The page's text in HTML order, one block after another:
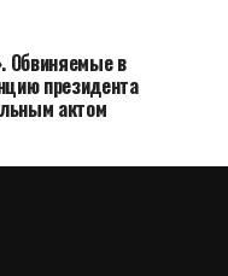
Обвиняемые в
президента
актом